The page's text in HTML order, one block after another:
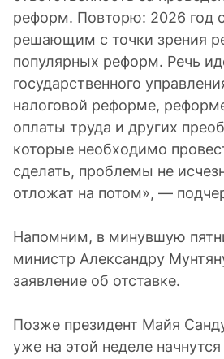
реформ. Повторю: 2026 год
решающим с точки зрения
популярных реформ. Речь
государственного
налоговой реформе,
оплаты труда и других
которые необходимо
сделать, проблемы не
отложат на потом», —
Напомним, в минувшую
министр Александру
заявление об отставке.
Позже президент Майя
уже на этой неделе